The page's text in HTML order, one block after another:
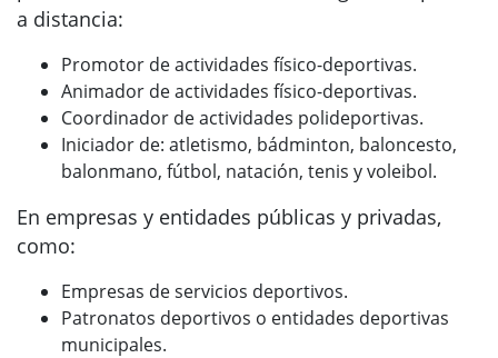
a distancia:
Promotor de actividades físico-deportivas.
Animador de actividades físico-deportivas.
Coordinador de actividades polideportivas.
Iniciador de: atletismo, bádminton, baloncesto,
balonmano, fútbol, natación, tenis y voleibol.
En empresas y entidades públicas y privadas,
como:
Empresas de servicios deportivos.
Patronatos deportivos o entidades deportivas
municipales.